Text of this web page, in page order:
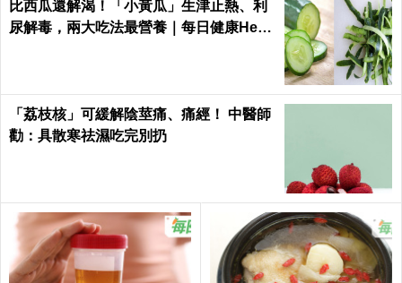
比西瓜還解渴！「小黃瓜」生津止熱、利
尿解毒，兩大吃法最營養｜每日健康Healt
「荔枝核」可緩解陰莖痛、痛經！ 中醫師
勸：具散寒祛濕吃完別扔